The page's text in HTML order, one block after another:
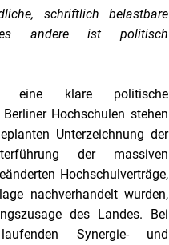
schriftlich belastbare
andere ist politisch
eine klare politische
Hochschulen stehen
Unterzeichnung der
der massiven
Hochschulverträge,
nachverhandelt wurden,
des Landes. Bei
laufenden Synergie- und